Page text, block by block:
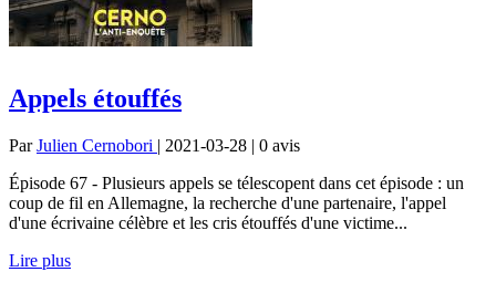
Appels étouffés
ParJulien Cernobori | 2021-03-28 | 0 avis
Épisode 67 - Plusieurs appels se télescopent dans cet épisode : un
coup de fil en Allemagne, la recherche d'une partenaire, l'appel
d'une écrivaine célèbre et les cris étouffés d'une victime...
Lire plus